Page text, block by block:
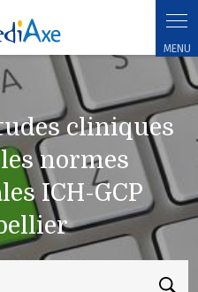
les normes internationales ICH-GCP
cliniques
normes
ICH-GCP